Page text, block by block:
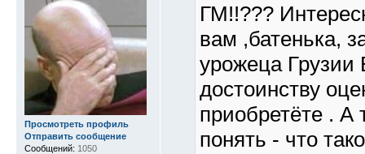
ГМ!!???
вам ,батенька,
урожеца
достоинству
приобретёте . А
понять - что
Просмотреть профиль
Отправить сообщение
Сообщений: 1050